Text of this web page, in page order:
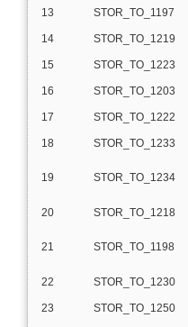
13 STOR_TO_1197
14 STOR_TO_1219
15 STOR_TO_1223
16 STOR_TO_1203
17 STOR_TO_1222
18 STOR_TO_1233
19 STOR_TO_1234
20 STOR_TO_1218
21 STOR_TO_1198
22 STOR_TO_1230
23 STOR_TO_1250